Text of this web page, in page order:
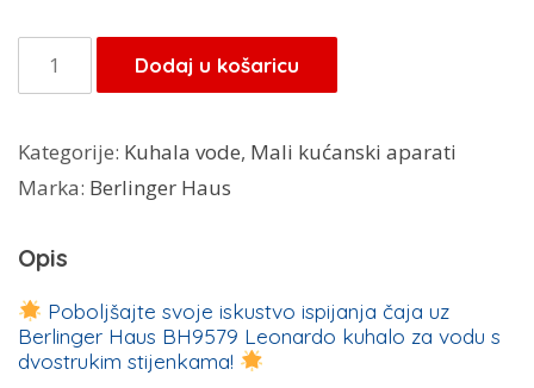
BerlingerHaus
Leonardo
vode
BH-
količina
Dodaj u košaricu
Kategorije: Kuhala vode, Mali kućanski aparati
Marka: Berlinger Haus
Opis
Poboljšajte svoje iskustvo ispijanja čaja uz
Berlinger Haus BH9579 Leonardo kuhalo za vodu s
dvostrukim stijenkama!